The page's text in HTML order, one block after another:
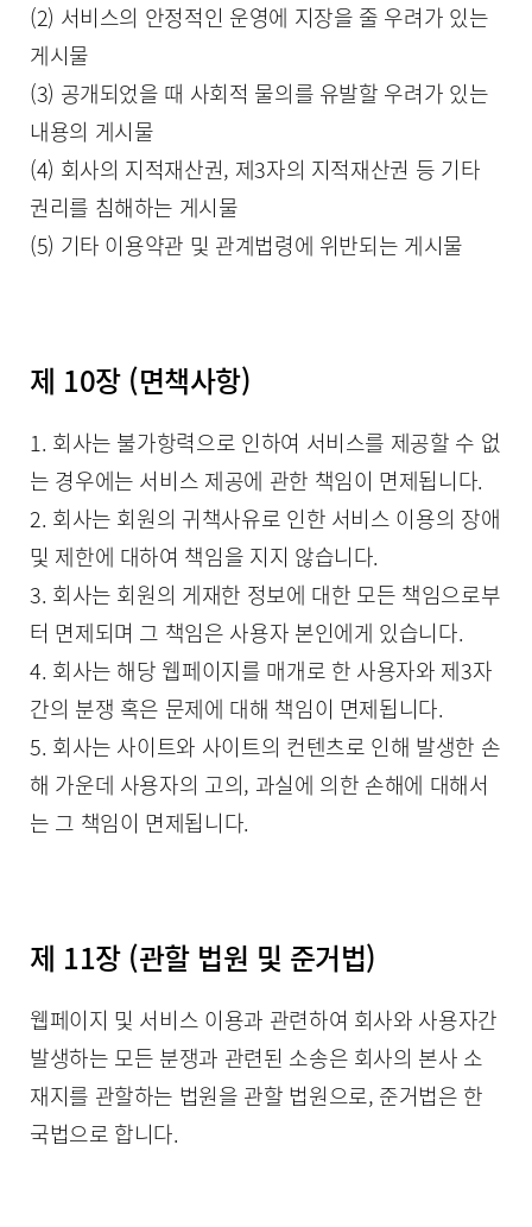
(2) 서비스의 안정적인 운영에 지장을 줄 우려가 있는
게시물
(3) 공개되었을 때 사회적 물의를 유발할 우려가 있는
내용의 게시물
(4) 회사의 지적재산권, 제3자의 지적재산권 등 기타
권리를 침해하는 게시물
(5) 기타 이용약관 및 관계법령에 위반되는 게시물
제 10장 (면책사항)
1. 회사는 불가항력으로 인하여 서비스를 제공할 수 없
는 경우에는 서비스 제공에 관한 책임이 면제됩니다.
2. 회사는 회원의 귀책사유로 인한 서비스 이용의 장애
및 제한에 대하여 책임을 지지 않습니다.
3. 회사는 회원의 게재한 정보에 대한 모든 책임으로부
터 면제되며 그 책임은 사용자 본인에게 있습니다.
4. 회사는 해당 웹페이지를 매개로 한 사용자와 제3자
간의 분쟁 혹은 문제에 대해 책임이 면제됩니다.
5. 회사는 사이트와 사이트의 컨텐츠로 인해 발생한 손
해 가운데 사용자의 고의, 과실에 의한 손해에 대해서
는 그 책임이 면제됩니다.
제 11장 (관할 법원 및 준거법)
웹페이지 및 서비스 이용과 관련하여 회사와 사용자간
발생하는 모든 분쟁과 관련된 소송은 회사의 본사 소
재지를 관할하는 법원을 관할 법원으로, 준거법은 한
국법으로 합니다.